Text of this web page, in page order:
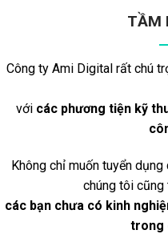
TẦM
Công ty Ami Digital rất chú
với các phương tiện kỹ
Không chỉ muốn tuyển
chúng tôi
các bạn chưa có kinh
trong